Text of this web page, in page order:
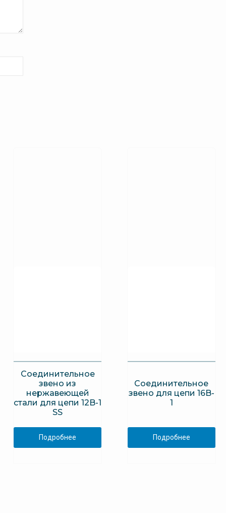
Соединительное
звено из
нержавеющей
стали для цепи 12B-1
SS
Подробнее
Соединительное
звено для цепи 16B-
1
Подробнее